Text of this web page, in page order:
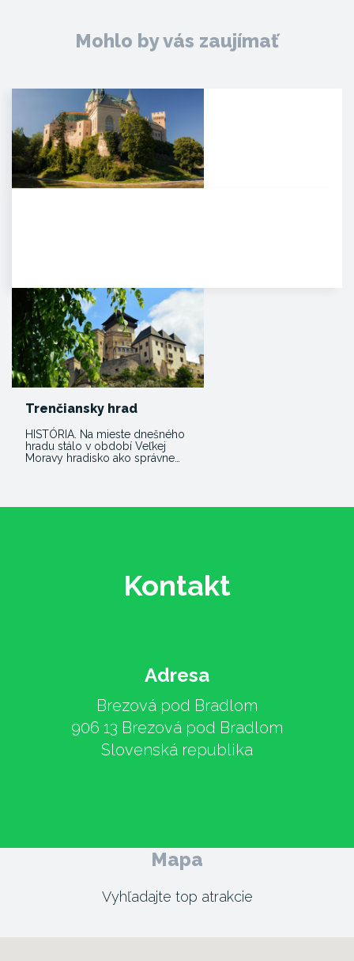
Mohlo by vás zaujímať
Trenčiansky hrad
HISTÓRIA. Na mieste dnešného
hradu stálo v období Veľkej
Moravy hradisko ako správne…
Kontakt
Adresa
Brezová pod Bradlom
906 13 Brezová pod Bradlom
Slovenská republika
Mapa
Vyhľadajte top atrakcie